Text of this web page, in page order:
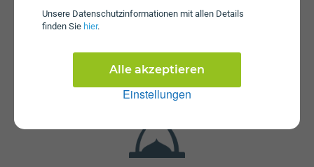
Unsere Daten­schutz­informationen mit allen Details
finden Sie hier.
Einstellungen
Alle akzeptieren
Fristen
Der Tarif Internet Schlau ist mit 24 Monaten oder mit 12